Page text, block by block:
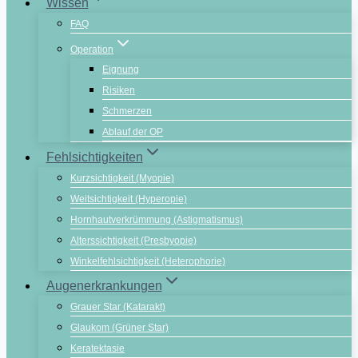
Wissen
FAQ
Operation
Eignung
Risiken
Schmerzen
Ablauf der OP
Fehlsichtigkeiten
Kurzsichtigkeit (Myopie)
Weitsichtigkeit (Hyperopie)
Hornhautverkrümmung (Astigmatismus)
Alterssichtigkeit (Presbyopie)
Winkelfehlsichtigkeit (Heterophorie)
Augenerkrankungen
Grauer Star (Katarakt)
Glaukom (Grüner Star)
Keratektasie